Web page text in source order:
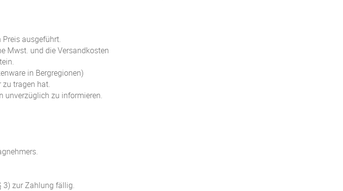
ausgeführt.
Mwst. und die Versandkosten
in Bergregionen)
zu tragen hat.
unverzüglich zu informieren.
3) zur Zahlung fällig.